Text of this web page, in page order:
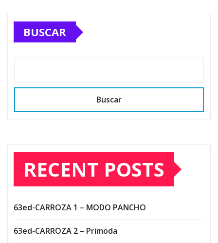
pagination
BUSCAR
Buscar
RECENT POSTS
63ed-CARROZA 1 – MODO PANCHO
63ed-CARROZA 2 – Primoda